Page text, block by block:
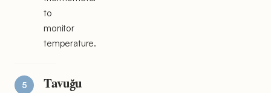
to
monitor
temperature.
Tavuğu